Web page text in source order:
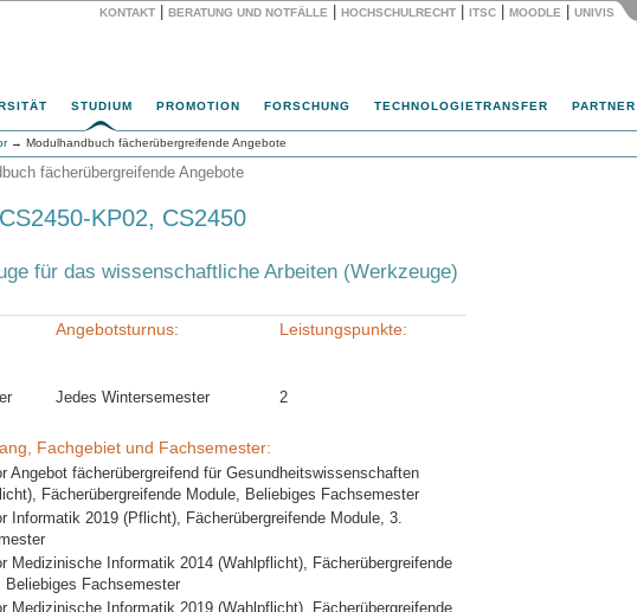
KONTAKT BERATUNG UND NOTFÄLLE HOCHSCHULRECHT ITSC MOODLE UNIVIS
STUDIUM PROMOTION FORSCHUNG TECHNOLOGIETRANSFER PARTNER
→ Modulhandbuch fächerübergreifende Angebote
fächerübergreifende Angebote
KP02, CS2450
für das wissenschaftliche Arbeiten (Werkzeuge)
Angebotsturnus:
Jedes Wintersemester
Leistungspunkte:
2
Fachgebiet und Fachsemester:
Angebot fächerübergreifend für Gesundheitswissenschaften
Fächerübergreifende Module, Beliebiges Fachsemester
Informatik 2019 (Pflicht), Fächerübergreifende Module, 3.
Medizinische Informatik 2014 (Wahlpflicht), Fächerübergreifende
Beliebiges Fachsemester
Medizinische Informatik 2019 (Wahlpflicht), Fächerübergreifende